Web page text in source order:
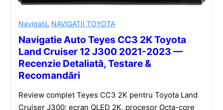
Navigatii, NAVIGATII TOYOTA
Navigatie Auto Teyes CC3 2K Toyota
Land Cruiser 12 J300 2021-2023 —
Recenzie Detaliată, Testare &
Recomandări
Review complet Teyes CC3 2K pentru Toyota Land
Cruiser J300: ecran QLED 2K, procesor Octa-core